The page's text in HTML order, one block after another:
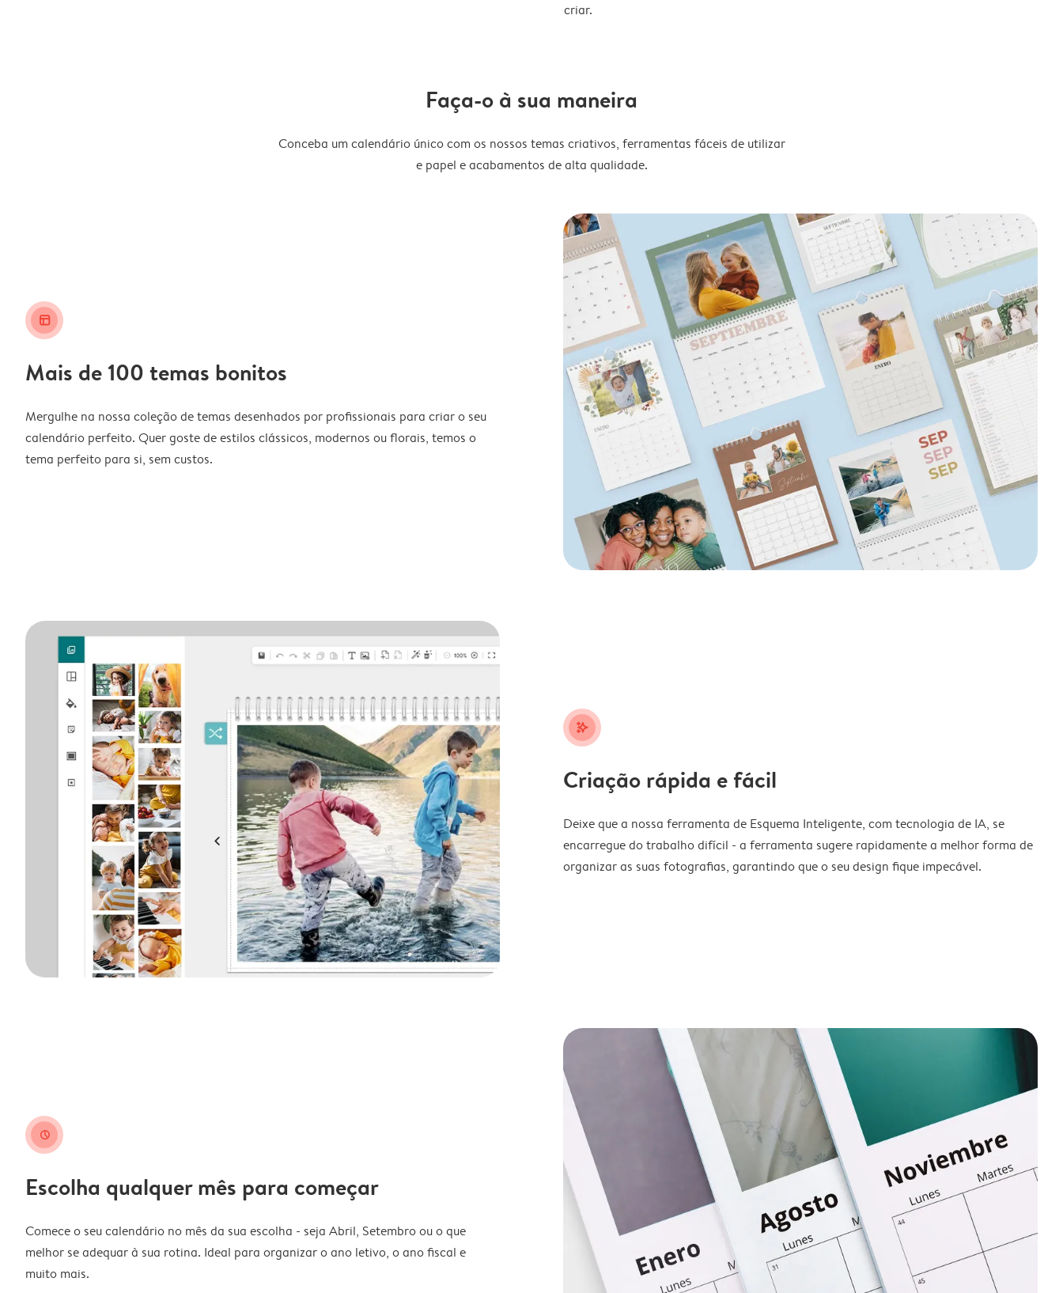
criar.
Faça-o à sua maneira
Conceba um calendário único com os nossos temas criativos, ferramentas fáceis de utilizar
e papel e acabamentos de alta qualidade.
layout_alt
Mais de 100 temas bonitos
Mergulhe na nossa coleção de temas desenhados por profissionais para criar o seu
calendário perfeito. Quer goste de estilos clássicos, modernos ou florais, temos o
tema perfeito para si, sem custos.
stars_plus
Criação rápida e fácil
Deixe que a nossa ferramenta de Esquema Inteligente, com tecnologia de IA, se
encarregue do trabalho difícil - a ferramenta sugere rapidamente a melhor forma de
organizar as suas fotografias, garantindo que o seu design fique impecável.
clock
Escolha qualquer mês para começar
Comece o seu calendário no mês da sua escolha - seja Abril, Setembro ou o que
melhor se adequar à sua rotina. Ideal para organizar o ano letivo, o ano fiscal e
muito mais.